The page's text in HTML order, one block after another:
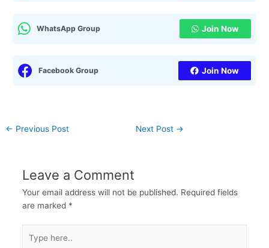
WhatsApp Group Join Now
Facebook Group Join Now
← Previous Post Next Post →
Leave a Comment
Your email address will not be published. Required fields
are marked *
here..